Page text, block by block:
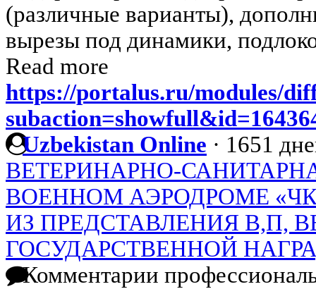
(различные варианты),
вырезы под динамики,
Read more
https://portalus.ru/modules/
Uzbekistan Online · 1651
ВЕТЕРИНАРНО-
ВОЕННОМ АЭРОДРОМЕ
ИЗ ПРЕДСТАВЛЕНИЯ В,П,
ГОСУДАРСТВЕННОЙ
Комментарии